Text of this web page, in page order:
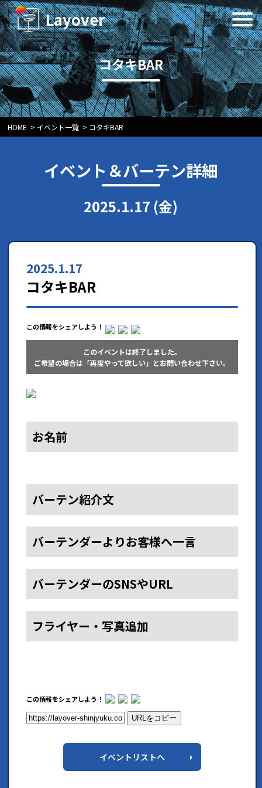
Layover
コタキBAR
HOME > イベント一覧 > コタキBAR
イベント＆バーテン詳細
2025.1.17 (金)
2025.1.17
コタキBAR
この情報をシェアしよう！
このイベントは終了しました。
ご希望の場合は「再度やって欲しい」とお問い合わせ下さい。
お名前
バーテン紹介文
バーテンダーよりお客様へ一言
バーテンダーのSNSやURL
フライヤー・写真追加
この情報をシェアしよう！
URLをコピー
イベントリストへ